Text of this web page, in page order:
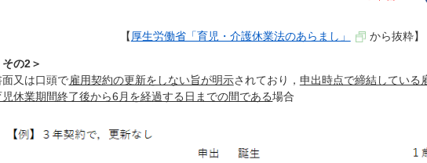
【厚生労働省「育児・介護休業法のあらまし」 から抜粋】
その2＞
面又は口頭で雇用契約の更新をしない旨が明示されており， 申出時点で締結している
児休業期間終了後から6月を経過する日までの間である場合